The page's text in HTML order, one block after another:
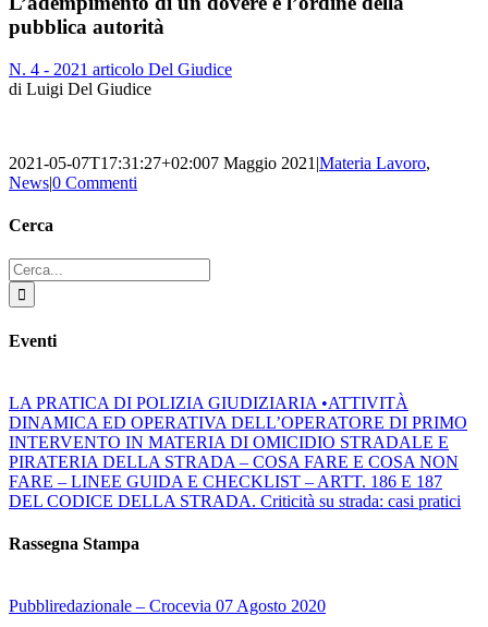
pubblica autorità
N. 4 - 2021 articolo Del Giudice
di Luigi Del Giudice
2021-05-07T17:31:27+02:007 Maggio 2021 |Materia Lavoro,
News|0 Commenti
Cerca
Cerca
per:
Eventi
LA PRATICA DI POLIZIA GIUDIZIARIA •ATTIVITÀ
DINAMICA ED OPERATIVA DELL’OPERATORE DI PRIMO
INTERVENTO IN MATERIA DI OMICIDIO STRADALE E
PIRATERIA DELLA STRADA – COSA FARE E COSA NON
FARE – LINEE GUIDA E CHECKLIST – ARTT. 186 E 187
DEL CODICE DELLA STRADA. Criticità su strada: casi pratici
Rassegna Stampa
Pubbliredazionale – Crocevia 07 Agosto 2020